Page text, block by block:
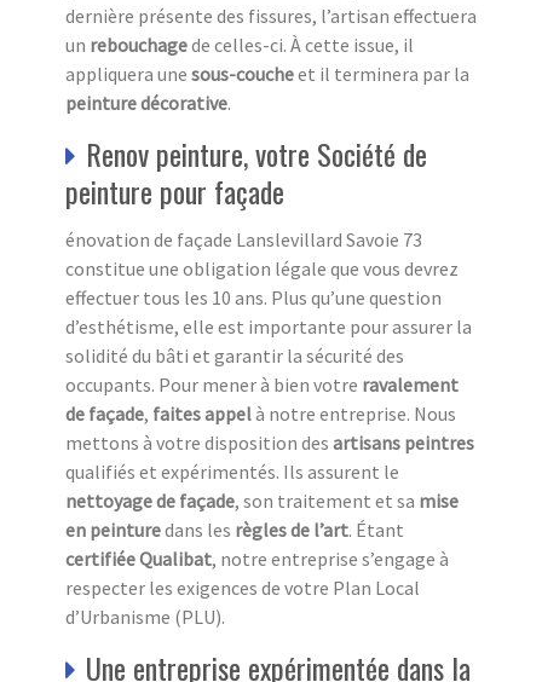
dernière présente des fissures, l’artisan effectuera
un rebouchagede celles-ci. À cette issue, il
appliquera une sous-coucheet il terminera par la
peinture décorative.
Renov peinture, votre Société de
peinture pour façade
énovation de façade Lanslevillard Savoie 73
constitue une obligation légale que vous devrez
effectuer tous les 10 ans. Plus qu’une question
d’esthétisme, elle est importante pour assurer la
solidité du bâti et garantir la sécurité des
occupants. Pour mener à bien votre ravalement
de façade, faites appelà notre entreprise. Nous
mettons à votre disposition des artisans peintres
qualifiés et expérimentés. Ils assurent le
nettoyage de façade, son traitement et sa mise
en peinturedans les règles de l’art. Étant
certifiée Qualibat, notre entreprise s’engage à
respecter les exigences de votre Plan Local
d’Urbanisme (PLU).
Une entreprise expérimentée dans la